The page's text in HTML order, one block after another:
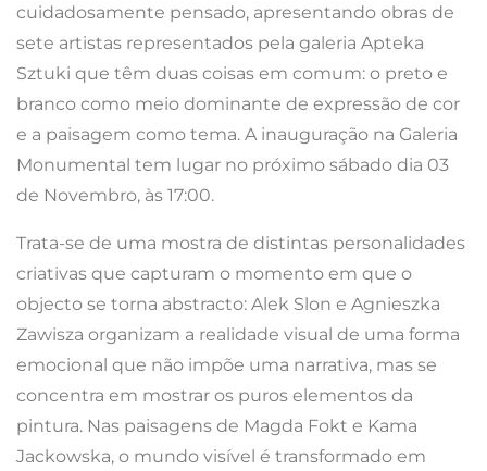
cuidadosamente pensado, apresentando obras de
sete artistas representados pela galeria Apteka
Sztuki que têm duas coisas em comum: o preto e
branco como meio dominante de expressão de cor
e a paisagem como tema. A inauguração na Galeria
Monumental tem lugar no próximo sábado dia 03
de Novembro, às 17:00.
Trata-se de uma mostra de distintas personalidades
criativas que capturam o momento em que o
objecto se torna abstracto: Alek Slon e Agnieszka
Zawisza organizam a realidade visual de uma forma
emocional que não impõe uma narrativa, mas se
concentra em mostrar os puros elementos da
pintura. Nas paisagens de Magda Fokt e Kama
Jackowska, o mundo visível é transformado em